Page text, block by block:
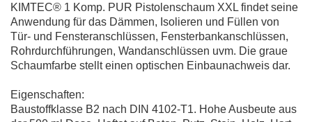
KIMTEC® 1 Komp. PUR Pistolenschaum XXL findet seine
Anwendung für das Dämmen, Isolieren und Füllen von
Tür- und Fensteranschlüssen, Fensterbankanschlüssen,
Rohrdurchführungen, Wandanschlüssen uvm. Die graue
Schaumfarbe stellt einen optischen Einbaunachweis dar.
Eigenschaften:
Baustoffklasse B2 nach DIN 4102-T1. Hohe Ausbeute aus